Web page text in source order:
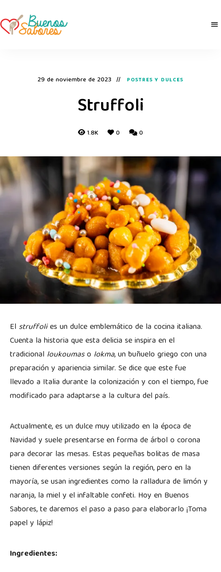
29 de noviembre de 2023 POSTRES Y DULCES
Struffoli
1.8K 0 0
El struffolies un dulce emblemático de la cocina italiana.
Cuenta la historia que esta delicia se inspira en el
tradicional loukoumaso lokma, un buñuelo griego con una
preparación y apariencia similar. Se dice que este fue
llevado a Italia durante la colonización y con el tiempo, fue
modificado para adaptarse a la cultura del país.
Actualmente, es un dulce muy utilizado en la época de
Navidad y suele presentarse en forma de árbol o corona
para decorar las mesas. Estas pequeñas bolitas de masa
tienen diferentes versiones según la región, pero en la
mayoría, se usan ingredientes como la ralladura de limón y
naranja, la miel y el infaltable confeti. Hoy en Buenos
Sabores, te daremos el paso a paso para elaborarlo ¡Toma
papel y lápiz!
Ingredientes: